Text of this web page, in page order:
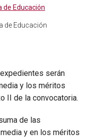
de Educación
de Educación
serán
y los méritos
II de la convocatoria.
de las
y en los méritos